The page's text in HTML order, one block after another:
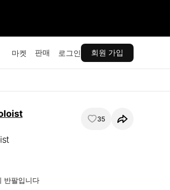
마켓 판매 로그인 회원 가입
35
반팔입니다